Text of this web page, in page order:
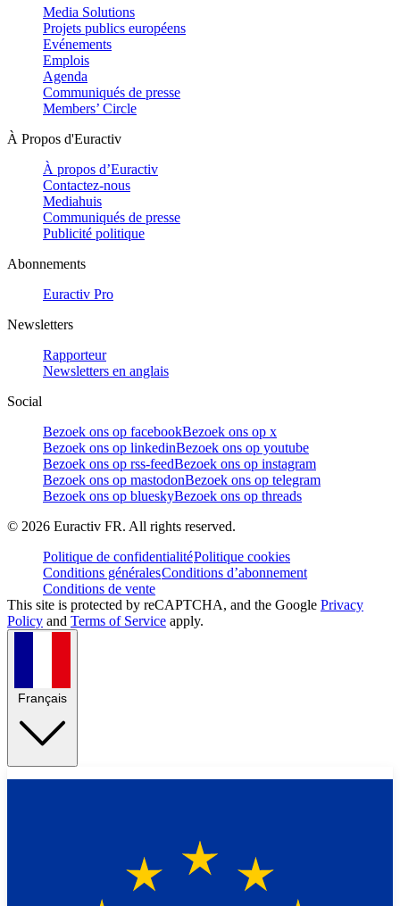
Media Solutions
Projets publics européens
Evénements
Emplois
Agenda
Communiqués de presse
Members’ Circle
À Propos d'Euractiv
À propos d’Euractiv
Contactez-nous
Mediahuis
Communiqués de presse
Publicité politique
Abonnements
Euractiv Pro
Newsletters
Rapporteur
Newsletters en anglais
Social
Bezoek ons op facebookBezoek ons op x
Bezoek ons op linkedinBezoek ons op youtube
Bezoek ons op rss-feedBezoek ons op instagram
Bezoek ons op mastodonBezoek ons op telegram
Bezoek ons op blueskyBezoek ons op threads
© 2026 Euractiv FR. All rights reserved.
Politique de confidentialitéPolitique cookies
Conditions généralesConditions d’abonnement
Conditions de vente
This site is protected by reCAPTCHA, and the Google Privacy
Policy and Terms of Service apply.
Français